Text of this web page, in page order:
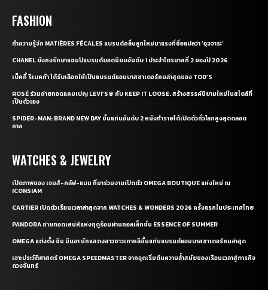
FASHION
ทำความรู้จัก MATIÈRES FÉCALES แบรนด์คลื่นลูกใหม่มาแรงที่ชื่อแปลว่า ‘อุจจาระ’
CHANEL ยังคงรักษาแชมป์แบรนด์ยอดนิยมอันดับ 1 ประจำไตรมาสที่ 2 ของปี 2026
เบ็คกี้ รีเบคก้า ได้รับเลือกให้เป็นแบรนด์แอมบาสซาเดอร์คนล่าสุดของ TOD’S
ROSÉ ร่วมถ่ายทอดแคมเปญ LEVI’S® กับ KEEP IT LOOSE. สร้างสรรค์นิยามใหม่ในสไตล์ที่
เป็นตัวเอง
SPIDER-MAN: BRAND NEW DAY ขึ้นแท่นอันดับ 2 หนังทำรายได้เปิดตัวทั่วโลกสูงสุดตลอด
กาล
WATCHES & JEWELRY
เปิดภาพของ เจมส์-กลัฟ-แบม ที่มาร่วมงานเปิดตัว OMEGA BOUTIQUE แห่งใหม่ ณ
ICONSIAM
CARTIER เปิดตัวเรือนเวลาล่าสุดจาก WATCHES & WONDERS 2026 ครั้งแรกในประเทศไทย
PANDORA ถ่ายทอดเสน่ห์แห่งฤดูร้อนผ่านคอลเล็กชั่น ESSENCE OF SUMMER
OMEGA แต่งตั้ง ชิน มินอา นักแสดงสาวชาวเกาหลีขึ้นแท่นแบรนด์แอมบาสซาเดอร์คนล่าสุด
เจาะประวัติศาสตร์ OMEGA SPEEDMASTER จากจุดเริ่มต้นความล้ำสมัยของเรือนเวลาสู่ภารกิจ
ดวงจันทร์